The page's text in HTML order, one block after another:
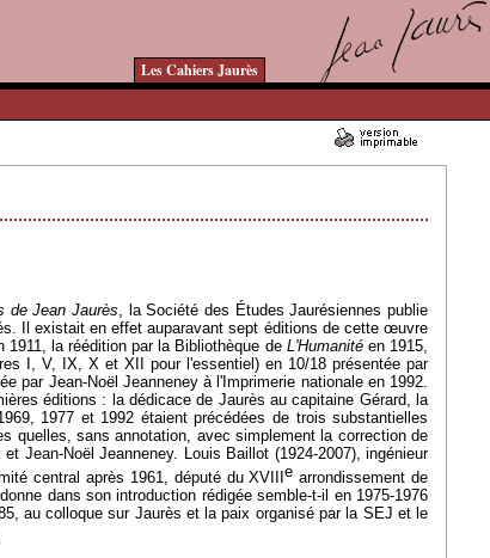
Les Cahiers Jaurès
de Jean Jaurès , la Société des Études Jaurésiennes publie
Il existait en effet auparavant sept éditions de cette œuvre
1911, la réédition par la Bibliothèque de L'Humanitéen 1915,
I, V, IX, X et XII pour l'essentiel) en 10/18 présentée par
par Jean-Noël Jeanneney à l'Imprimerie nationale en 1992.
éditions : la dédicace de Jaurès au capitaine Gérard, la
1977 et 1992 étaient précédées de trois substantielles
quelles, sans annotation, avec simplement la correction de
Jean-Noël Jeanneney. Louis Baillot (1924-2007), ingénieur
central après 1961, député du XVIIIe arrondissement de
dans son introduction rédigée semble-t-il en 1975-1976
au colloque sur Jaurès et la paix organisé par la SEJ et le